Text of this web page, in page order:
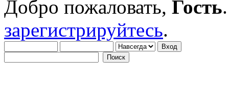
Добро пожаловать, Гость
зарегистрируйтесь.